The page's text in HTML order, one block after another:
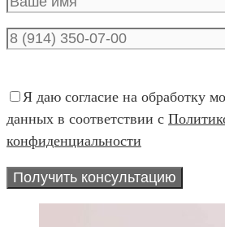
Я даю согласие на обработку
данных в соответствии с
конфиденциальности